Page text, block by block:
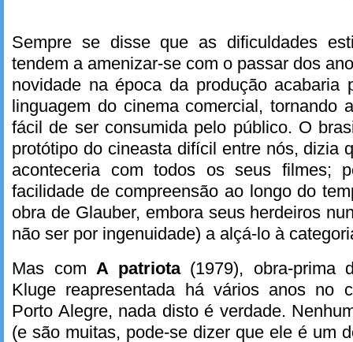
Sempre se disse que as dificuldades
tendem a amenizar-se com o passar dos
novidade na época da produção acabaria
linguagem do cinema comercial, tornando
fácil de ser consumida pelo público. O
protótipo do cineasta difícil entre nós, dizia
aconteceria com todos os seus filmes;
facilidade de compreensão ao longo do
obra de Glauber, embora seus herdeiros
não ser por ingenuidade) a alçá-lo à
Mas com A patriota (1979), obra-prima
Kluge reapresentada há vários anos no
Porto Alegre, nada disto é verdade.
(e são muitas, pode-se dizer que ele é um